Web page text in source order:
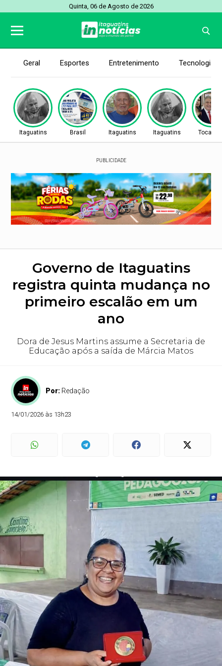
Quinta, 06 de Agosto de 2026
Geral Esportes Entretenimento Tecnologia
Itaguatins Brasil Itaguatins Itaguatins
PUBLICIDADE
Governo de Itaguatins
registra quinta mudança no
primeiro escalão em um
ano
Dora de Jesus Martins assume a Secretaria de
Educação após a saída de Márcia Matos
Por: Redação
14/01/2026 às 13h23